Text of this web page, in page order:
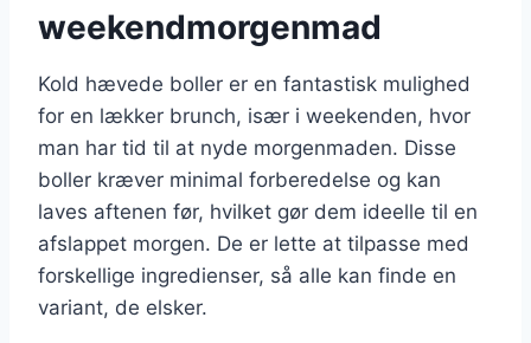
weekendmorgenmad
Kold hævede boller er en fantastisk mulighed
for en lækker brunch, især i weekenden, hvor
man har tid til at nyde morgenmaden. Disse
boller kræver minimal forberedelse og kan
laves aftenen før, hvilket gør dem ideelle til en
afslappet morgen. De er lette at tilpasse med
forskellige ingredienser, så alle kan finde en
variant, de elsker.